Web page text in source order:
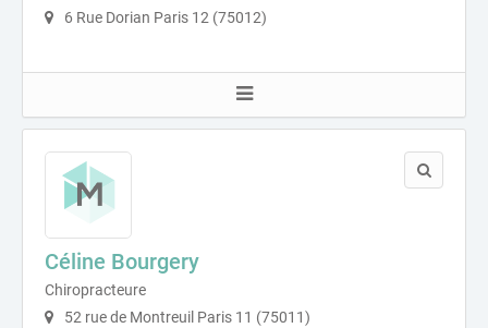
6 Rue Dorian Paris 12 (75012)
Céline Bourgery
Chiropracteure
52 rue de Montreuil Paris 11 (75011)